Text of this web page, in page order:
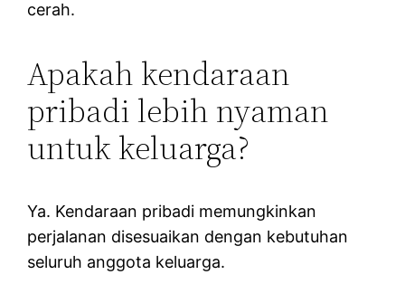
cerah.
Apakah kendaraan
pribadi lebih nyaman
untuk keluarga?
Ya. Kendaraan pribadi memungkinkan
perjalanan disesuaikan dengan kebutuhan
seluruh anggota keluarga.